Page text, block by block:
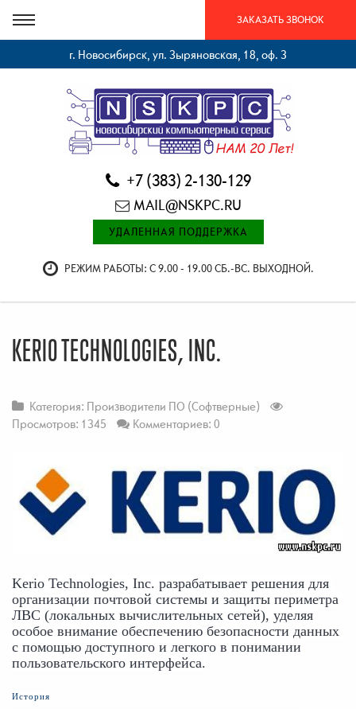
ЗАКАЗАТЬ ЗВОНОК
г. Новосибирск, ул. Зыряновская, 18, оф. 3
+7 (383) 2-130-129
MAIL@NSKPC.RU
УДАЛЕННАЯ ПОДДЕРЖКА
РЕЖИМ РАБОТЫ: С 9.00 - 19.00 СБ.-ВС. ВЫХОДНОЙ.
KERIO TECHNOLOGIES, INC.
Категория: Производители ПО (Софтверные)
Просмотров: 1345
Комментариев: 0
Kerio Technologies, Inc. разрабатывает решения для
организации почтовой системы и защиты периметра
ЛВС (локальных вычислительных сетей), уделяя
особое внимание обеспечению безопасности данных
с помощью доступного и легкого в понимании
пользовательского интерфейса.
История